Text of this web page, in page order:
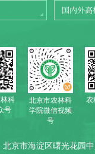
国内外高
科
号
北京市农林科
学院微信视频
号
农
北京市海淀区曙光花园